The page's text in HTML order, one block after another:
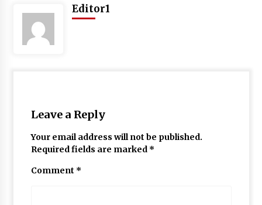
Editor1
Leave a Reply
Your email address will not be published.
Required fields are marked *
Comment *